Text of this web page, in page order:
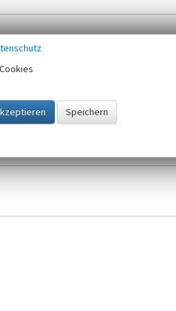
gespeichert und verwendet.
gültigen Europäischen